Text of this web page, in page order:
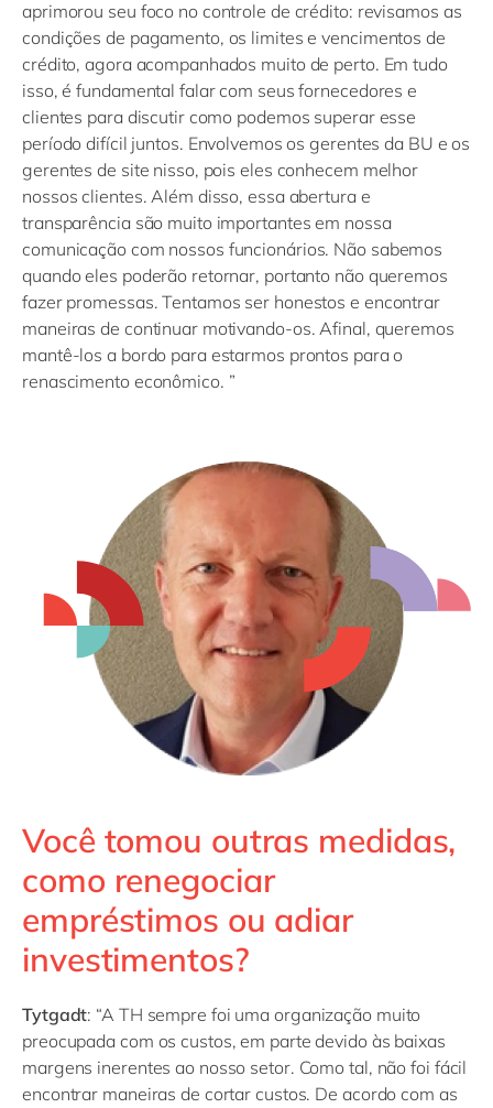
aprimorou seu foco no controle de crédito: revisamos as
condições de pagamento, os limites e vencimentos de
crédito, agora acompanhados muito de perto. Em tudo
isso, é fundamental falar com seus fornecedores e
clientes para discutir como podemos superar esse
período difícil juntos. Envolvemos os gerentes da BU e os
gerentes de site nisso, pois eles conhecem melhor
nossos clientes. Além disso, essa abertura e
transparência são muito importantes em nossa
comunicação com nossos funcionários. Não sabemos
quando eles poderão retornar, portanto não queremos
fazer promessas. Tentamos ser honestos e encontrar
maneiras de continuar motivando-os. Afinal, queremos
mantê-los a bordo para estarmos prontos para o
renascimento econômico. ”
Você tomou outras medidas,
como renegociar
empréstimos ou adiar
investimentos?
Tytgadt: “A TH sempre foi uma organização muito
preocupada com os custos, em parte devido às baixas
margens inerentes ao nosso setor. Como tal, não foi fácil
encontrar maneiras de cortar custos. De acordo com as